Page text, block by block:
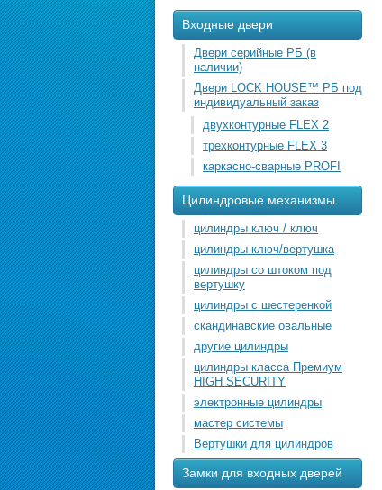
Входные двери
Двери серийные РБ (в
наличии)
Двери LOCK HOUSE™ РБ под
индивидуальный заказ
двухконтурные FLEX 2
трехконтурные FLEX 3
каркасно-сварные PROFI
Цилиндровые механизмы
цилиндры ключ / ключ
цилиндры ключ/вертушка
цилиндры со штоком под
вертушку
цилиндры с шестеренкой
скандинавские овальные
другие цилиндры
цилиндры класса Премиум
HIGH SECURITY
электронные цилиндры
мастер системы
Вертушки для цилиндров
Замки для входных дверей